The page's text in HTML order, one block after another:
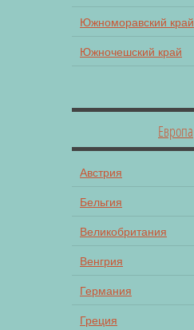
Южноморавский край
Южночешский край
Европа
Австрия
Бельгия
Великобритания
Венгрия
Германия
Греция